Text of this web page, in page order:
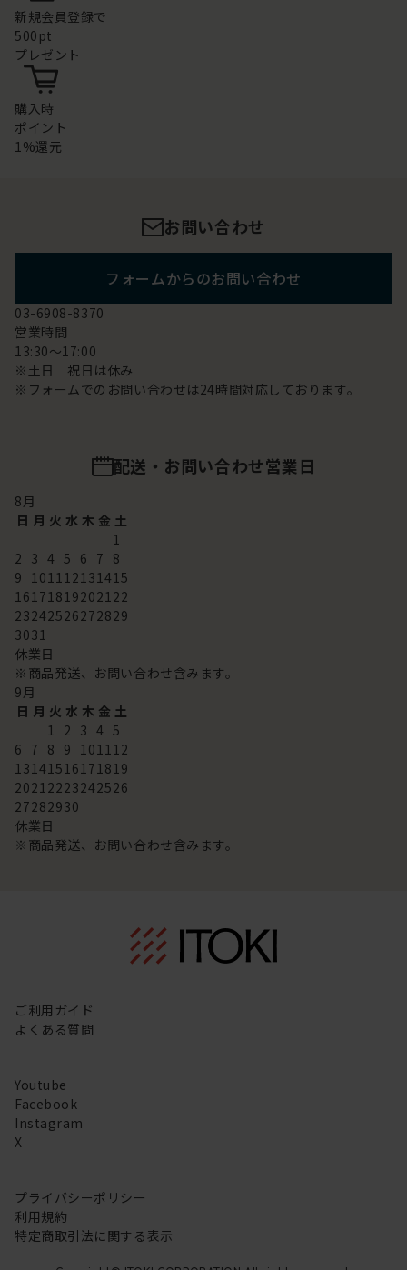
新規会員登録で
500pt
プレゼント
購入時
ポイント
1%還元
お問い合わせ
フォームからのお問い合わせ
03-6908-8370
営業時間
13:30～17:00
※土日 祝日は休み
※フォームでのお問い合わせは24時間対応しております。
配送・お問い合わせ営業日
8月
日 月 火 水 木 金 土
1
2 3 4 5 6 7 8
9 101112131415
16171819202122
23242526272829
3031
休業日
※商品発送、お問い合わせ含みます。
9月
日 月 火 水 木 金 土
1 2 3 4 5
6 7 8 9 101112
13141516171819
20212223242526
27282930
休業日
※商品発送、お問い合わせ含みます。
ご利用ガイド
よくある質問
Youtube
Facebook
Instagram
X
プライバシーポリシー
利用規約
特定商取引法に関する表示